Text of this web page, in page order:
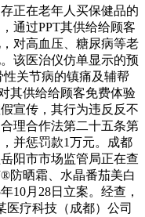
正在老年人买保健品的
通过PPT其供给给顾客
对高血压、糖尿病等老
该医治仪仿单显示的预
关节病的镇痛及辅帮
其供给给顾客免费体验
宣传，其行为违反反不
理合作法第二十五条第
并惩罚款1万元。成都
阳市市场监管局正在查
防晒霜、水晶番茄美白
10月28日立案。经查，
医疗科技（成都）公司